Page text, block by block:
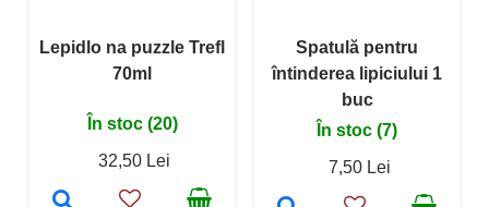
Lepidlo na puzzle Trefl
70ml
În stoc (20)
32,50 Lei
Spatulă pentru
întinderea lipiciului 1
buc
În stoc (7)
7,50 Lei